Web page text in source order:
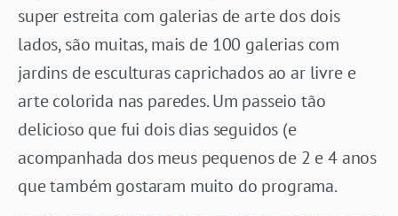
super estreita com galerias de arte dos dois
lados, são muitas, mais de 100 galerias com
jardins de esculturas caprichados ao ar livre e
arte colorida nas paredes. Um passeio tão
delicioso que fui dois dias seguidos (e
acompanhada dos meus pequenos de 2 e 4 anos
que também gostaram muito do programa.